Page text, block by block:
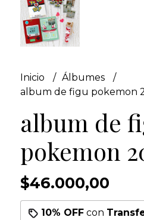
Inicio
Álbumes
album de figu pokemon
album de
pokemon
$46.000,00
10% OFFcon